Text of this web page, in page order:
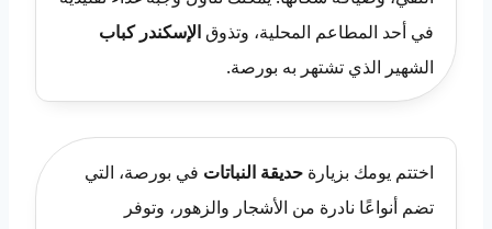
في أحد المطاعم المحلية، وتذوقالإسكندر كباب
الشهير الذي تشتهر به بورصة.
اختتم يومك بزيارة حديقة النباتات في بورصة، التي
تضم أنواعًا نادرة من الأشجار والزهور، وتوفر